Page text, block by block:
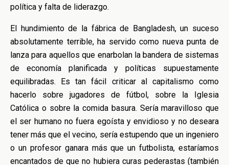
política y falta de liderazgo.
El hundimiento de la fábrica de Bangladesh, un suceso
absolutamente terrible, ha servido como nueva punta de
lanza para aquellos que enarbolan la bandera de sistemas
de economía planificada y políticas supuestamente
equilibradas. Es tan fácil criticar al capitalismo como
hacerlo sobre jugadores de fútbol, sobre la Iglesia
Católica o sobre la comida basura. Sería maravilloso que
el ser humano no fuera egoísta y envidioso y no deseara
tener más que el vecino, sería estupendo que un ingeniero
o un profesor ganara más que un futbolista, estaríamos
encantados de que no hubiera curas pederastas (también